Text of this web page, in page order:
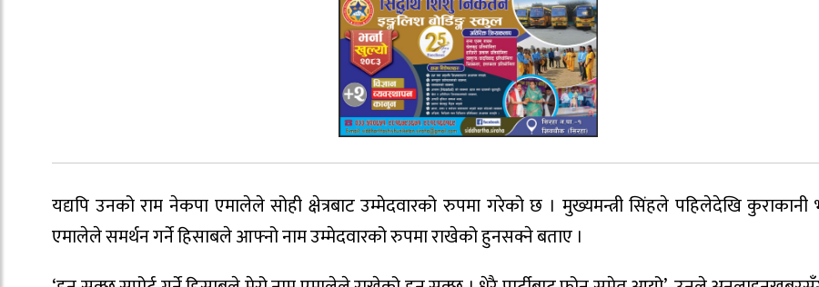
यद्यपि उनको राम नेकपा एमालेले सोही क्षेत्रबाट उम्मेदवारको रुपमा गरेको छ । मुख्यमन्त्री सिंहले पहिलेदेखि
एमालेले समर्थन गर्ने हिसाबले आफ्नो नाम उम्मेदवारको रुपमा राखेको हुनसक्ने बताए ।